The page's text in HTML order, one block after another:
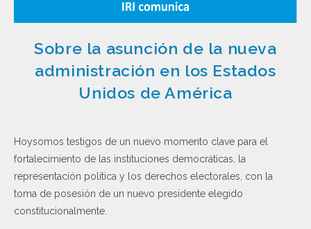
Sobre la asunción de la nueva
administración en los Estados
Unidos de América
Hoysomos testigos de un nuevo momento clave para el
fortalecimiento de las instituciones democráticas, la
representación política y los derechos electorales, con la
toma de posesión de un nuevo presidente elegido
constitucionalmente.